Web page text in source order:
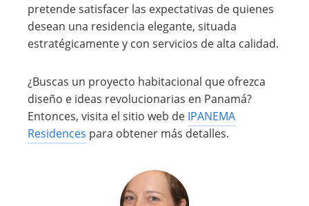
pretende satisfacer las expectativas de quienes
desean una residencia elegante, situada
estratégicamente y con servicios de alta calidad.
¿Buscas un proyecto habitacional que ofrezca
diseño e ideas revolucionarias en Panamá?
Entonces, visita el sitio web de IPANEMA
Residences para obtener más detalles.